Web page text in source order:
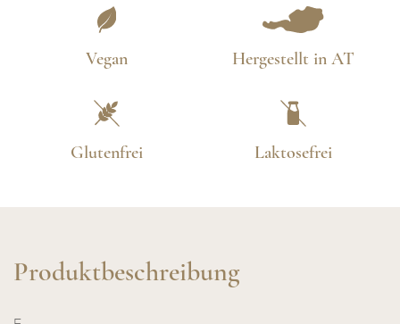
Vegan Hergestellt in AT
Glutenfrei Laktosefrei
Produktbeschreibung